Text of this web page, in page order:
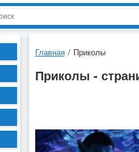
Главная / Приколы
Приколы -